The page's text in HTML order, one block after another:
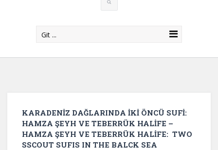
Git ...
KARADENİZ DAĞLARINDA İKİ ÖNCÜ SUFİ:
HAMZA ŞEYH VE TEBERRÜK HALİFE –
HAMZA ŞEYH VE TEBERRÜK HALİFE: TWO
SSCOUT SUFIS IN THE BALCK SEA